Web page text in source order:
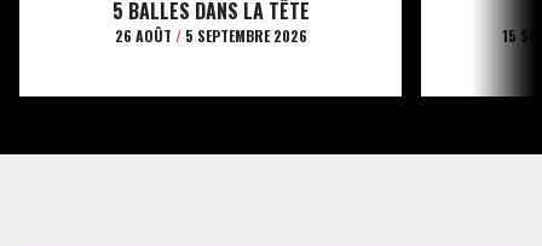
5 BALLES DANS LA TÊTE
26 AOÛT /5 SEPTEMBRE 2026 15